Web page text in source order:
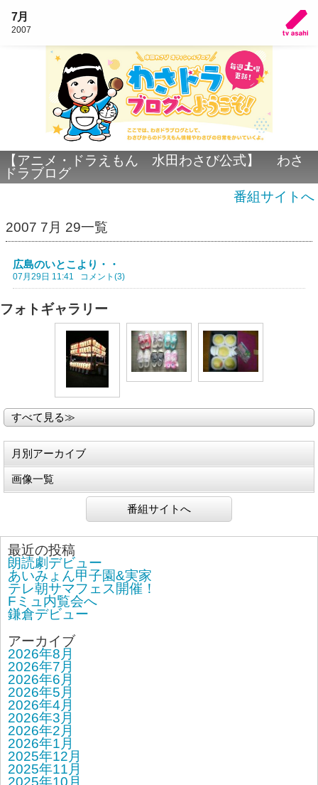
7月
2007
【アニメ・ドラえもん 水田わさび公式】 わさ
ドラブログ
番組サイトへ
2007 7月 29一覧
広島のいとこより・・
07月29日 11:41 コメント(3)
フォトギャラリー
すべて見る≫
月別アーカイブ
画像一覧
番組サイトへ
最近の投稿
朗読劇デビュー
あいみょん甲子園&実家
テレ朝サマフェス開催！
Fミュ内覧会へ
鎌倉デビュー
アーカイブ
2026年8月
2026年7月
2026年6月
2026年5月
2026年4月
2026年3月
2026年2月
2026年1月
2025年12月
2025年11月
2025年10月